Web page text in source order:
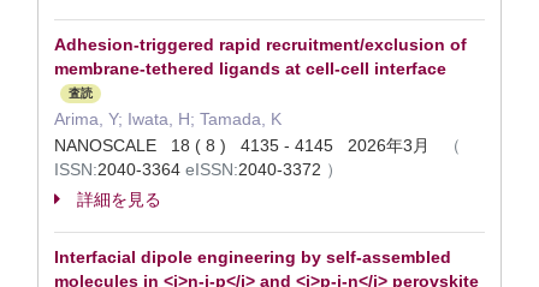
Adhesion-triggered rapid recruitment/exclusion of
membrane-tethered ligands at cell-cell interface
査読
Arima, Y; Iwata, H; Tamada, K
NANOSCALE 18 ( 8 ) 4135 - 4145 2026年3月
（
ISSN:2040-3364 eISSN:2040-3372 ）
詳細を見る
Interfacial dipole engineering by self-assembled
molecules in <i>n-i-p</i> and <i>p-i-n</i> perovskite